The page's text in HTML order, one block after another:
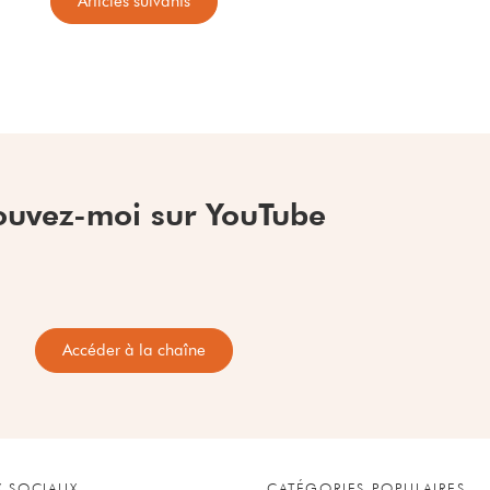
moi sur YouTube
Accéder à la chaîne